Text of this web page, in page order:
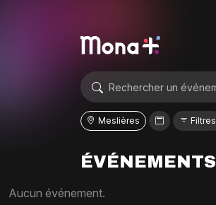
Meslières Filtres
ÉVÉNEMENTS
Aucun événement.